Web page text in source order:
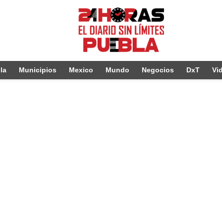
Municipios Mexico Mundo Negocios DxT